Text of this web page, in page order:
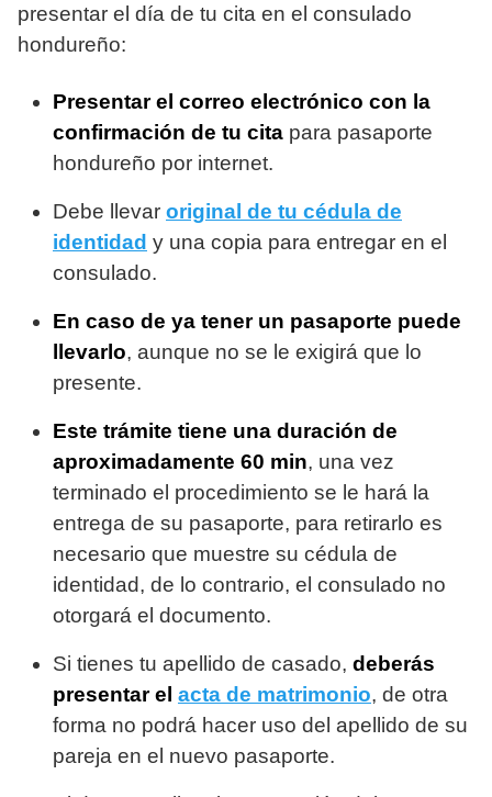
presentar el día de tu cita en el consulado
hondureño:
Presentar el correo electrónico con la
confirmación de tu cita para pasaporte
hondureño por internet.
Debe llevar original de tu cédula de
identidad y una copia para entregar en el
consulado.
En caso de ya tener un pasaporte puede
llevarlo, aunque no se le exigirá que lo
presente.
Este trámite tiene una duración de
aproximadamente 60 min, una vez
terminado el procedimiento se le hará la
entrega de su pasaporte, para retirarlo es
necesario que muestre su cédula de
identidad, de lo contrario, el consulado no
otorgará el documento.
Si tienes tu apellido de casado, deberás
presentar el acta de matrimonio, de otra
forma no podrá hacer uso del apellido de su
pareja en el nuevo pasaporte.